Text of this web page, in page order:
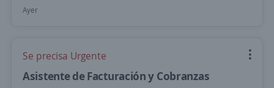
Ayer
Se precisa Urgente
Asistente de Facturación y Cobranzas